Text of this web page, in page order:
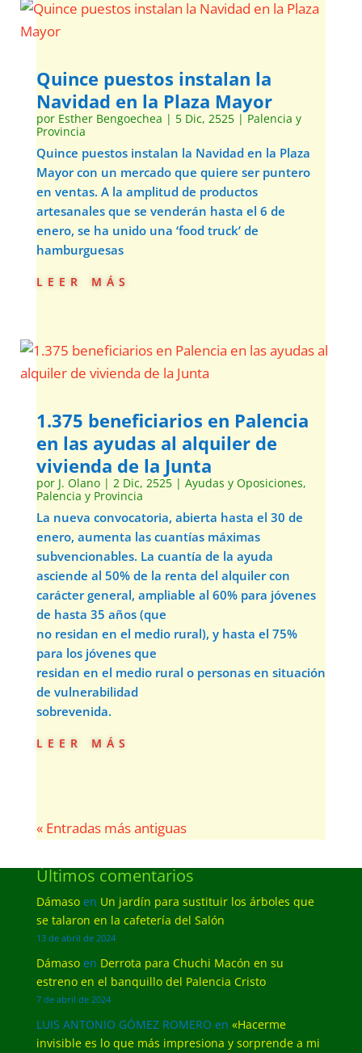
Quince puestos instalan la
Navidad en la Plaza Mayor
por Esther Bengoechea | 5 Dic, 2525| Palencia y
Provincia
Quince puestos instalan la Navidad en la Plaza
Mayor con un mercado que quiere ser puntero
en ventas. A la amplitud de productos
artesanales que se venderán hasta el 6 de
enero, se ha unido una ‘food truck’ de
hamburguesas
leer más
1.375 beneficiarios en Palencia
en las ayudas al alquiler de
vivienda de la Junta
por J. Olano| 2 Dic, 2525| Ayudas y Oposiciones,
Palencia y Provincia
La nueva convocatoria, abierta hasta el 30 de
enero, aumenta las cuantías máximas
subvencionables. La cuantía de la ayuda
asciende al 50% de la renta del alquiler con
carácter general, ampliable al 60% para jóvenes
de hasta 35 años (que
no residan en el medio rural), y hasta el 75%
para los jóvenes que
residan en el medio rural o personas en situación
de vulnerabilidad
sobrevenida.
leer más
« Entradas más antiguas
Últimos comentarios
Dámasoen Un jardín para sustituir los árboles que
se talaron en la cafetería del Salón
13 de abril de 2024
Dámasoen Derrota para Chuchi Macón en su
estreno en el banquillo del Palencia Cristo
7 de abril de 2024
LUIS ANTONIO GÓMEZ ROMERO en «Hacerme
invisible es lo que más impresiona y sorprende a mi